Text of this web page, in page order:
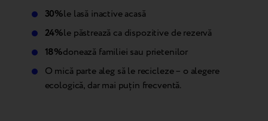
30%le lasă inactive acasă
24%le păstrează ca dispozitive de rezervă
18%donează familiei sau prietenilor
O mică parte aleg să le recicleze – o alegere
ecologică, dar mai puțin frecventă.